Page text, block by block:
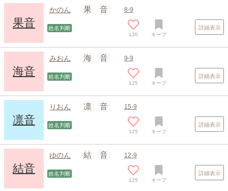
果音
かのん 果 音 8-9
姓名判断
130 キープ
詳細表示
海音
みおん 海 音 9-9
姓名判断
125 キープ
詳細表示
凛音
りおん 凛 音 15-9
姓名判断
125 キープ
詳細表示
結音
ゆのん 結 音 12-9
姓名判断
125 キープ
詳細表示